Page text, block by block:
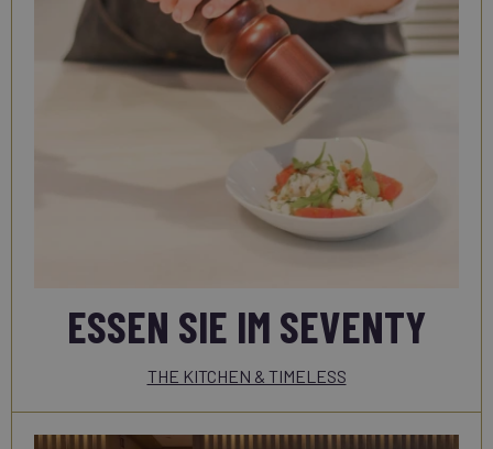
ESSEN SIE IM SEVENTY
THE KITCHEN & TIMELESS